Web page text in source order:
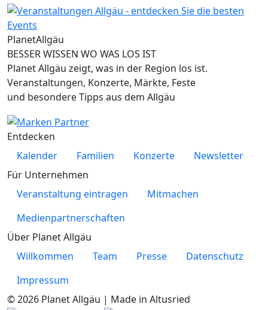
PlanetAllgäu
BESSER WISSEN WO WAS LOS IST
Planet Allgäu zeigt, was in der Region los ist.
Veranstaltungen, Konzerte, Märkte, Feste
und besondere Tipps aus dem Allgäu
Entdecken
Kalender
Familien Konzerte
Newsletter
Für Unternehmen
Veranstaltung eintragen
Mitmachen
Medienpartnerschaften
Über Planet Allgäu
Willkommen
Team Presse
Datenschutz
Impressum
© 2026 Planet Allgäu | Made in Altusried